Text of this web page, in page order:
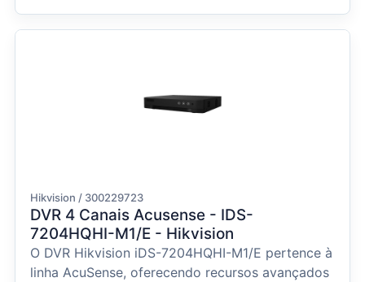
Hikvision / 300229723
DVR 4 Canais Acusense - IDS-
7204HQHI-M1/E - Hikvision
O DVR Hikvision iDS-7204HQHI-M1/E pertence à
linha AcuSense, oferecendo recursos avançados